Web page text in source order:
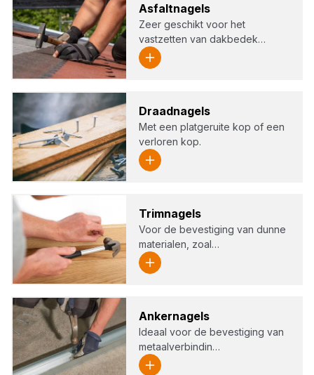
Asfalt­na­gels
Zeer geschikt voor het
vastzetten van dakbedek…
Draad­na­gels
Met een platgeruite kop of een
verloren kop.
Trim­na­gels
Voor de bevestiging van dunne
materialen, zoal…
Ankern­a­gels
Ideaal voor de bevestiging van
metaalverbindin…